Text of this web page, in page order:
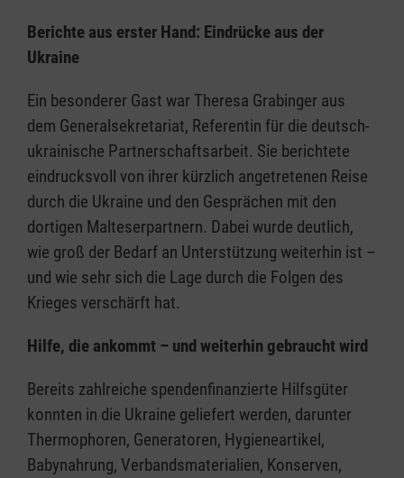
Berichte aus erster Hand: Eindrücke aus der
Ukraine
Ein besonderer Gast war Theresa Grabinger aus
dem Generalsekretariat, Referentin für die deutsch-
ukrainische Partnerschaftsarbeit. Sie berichtete
eindrucksvoll von ihrer kürzlich angetretenen Reise
durch die Ukraine und den Gesprächen mit den
dortigen Malteserpartnern. Dabei wurde deutlich,
wie groß der Bedarf an Unterstützung weiterhin ist –
und wie sehr sich die Lage durch die Folgen des
Krieges verschärft hat.
Hilfe, die ankommt – und weiterhin gebraucht wird
Bereits zahlreiche spendenfinanzierte Hilfsgüter
konnten in die Ukraine geliefert werden, darunter
Thermophoren, Generatoren, Hygieneartikel,
Babynahrung, Verbandsmaterialien, Konserven,